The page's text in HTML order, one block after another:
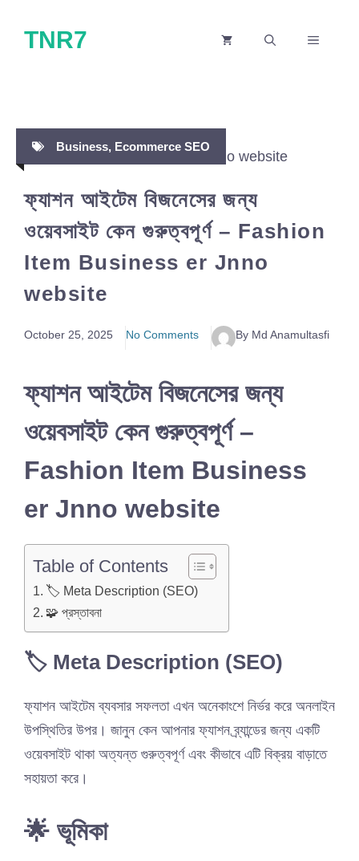
TNR7 MENU
Business, Ecommerce SEO
ফ্যাশন আইটেম বিজনেসের জন্য
ওয়েবসাইট কেন গুরুত্বপূর্ণ – Fashion
Item Business er Jnno
website
October 25, 2025 No Comments By Md Anamultasfi
ফ্যাশন আইটেম বিজনেসের জন্য
ওয়েবসাইট কেন গুরুত্বপূর্ণ –
Fashion Item Business
er Jnno website
Table of Contents
🏷️ Meta Description (SEO)
🧩 প্রস্তাবনা
🏷️ Meta Description (SEO)
ফ্যাশন আইটেম ব্যবসার সফলতা এখন অনেকাংশে নির্ভর করে অনলাইন
উপস্থিতির উপর। জানুন কেন আপনার ফ্যাশন ব্র্যান্ডের জন্য একটি
ওয়েবসাইট থাকা অত্যন্ত গুরুত্বপূর্ণ এবং কীভাবে এটি বিক্রয় বাড়াতে
সহায়তা করে।
🌟 ভূমিকা